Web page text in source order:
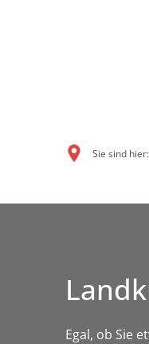
Sie sind hier:
Egal, ob Sie